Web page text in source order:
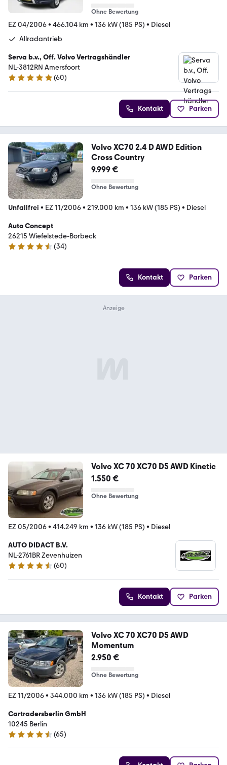
Ohne Bewertung
EZ 04/2006• 466.104 km • 136 kW (185 PS) • Diesel
Allradantrieb
Serva b.v., Off. Volvo Vertragshändler
NL-3812RN Amersfoort
4.9 Sterne
(60)
Kontakt Parken
Volvo XC70 2.4 D AWD Edition
Cross Country
9.999 €
Ohne Bewertung
Unfallfrei • EZ 11/2006• 219.000 km • 136 kW (185 PS) • Diesel
Auto Concept
26215 Wiefelstede-Borbeck
4.7 Sterne
(34)
Kontakt Parken
Volvo XC 70 XC70 D5 AWD Kinetic
1.550 €
Ohne Bewertung
EZ 05/2006• 414.249 km • 136 kW (185 PS) • Diesel
AUTO DIDACT B.V.
NL-2761BR Zevenhuizen
4.6 Sterne
(60)
Kontakt Parken
Volvo XC 70 XC70 D5 AWD
Momentum
2.950 €
Ohne Bewertung
EZ 11/2006• 344.000 km • 136 kW (185 PS) • Diesel
Cartradersberlin GmbH
10245 Berlin
4.3 Sterne
(65)